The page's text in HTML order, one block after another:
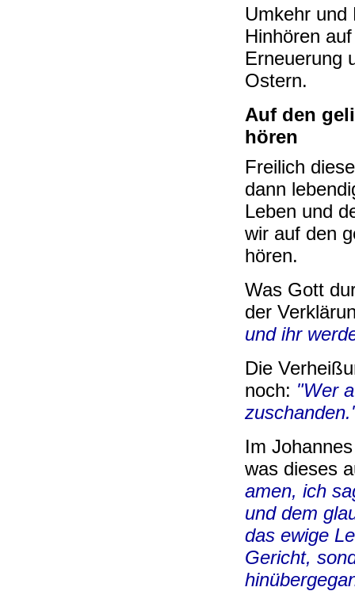
Umkehr und
Hinhören
Erneuerung
Ostern.
Auf den
hören
Freilich
dann
Leben und
wir auf den
hören.
Was Gott
der
und ihr
Die
noch: "Wer
Im
was dieses
amen, ich
und dem
das ewige
Gericht,